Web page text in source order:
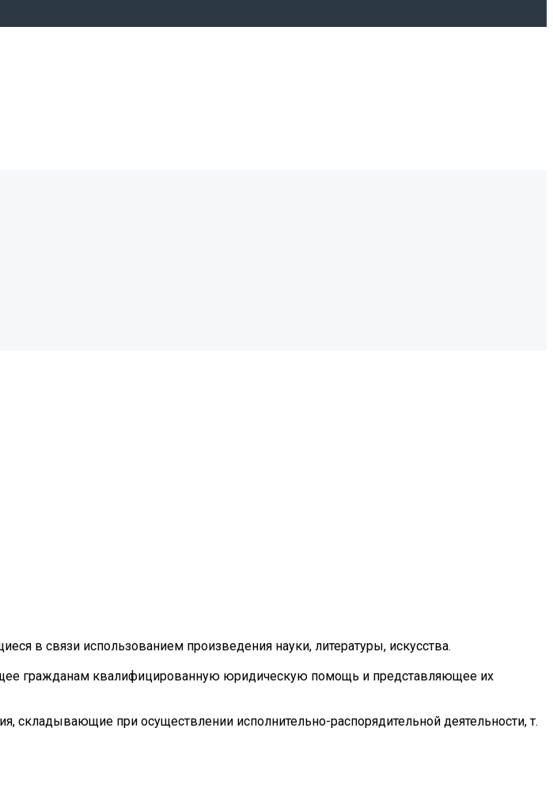
в связи использованием произведения науки, литературы, искусства.
гражданам квалифицированную юридическую помощь и представляющее их
складывающие при осуществлении исполнительно-распорядительной деятельности, т.